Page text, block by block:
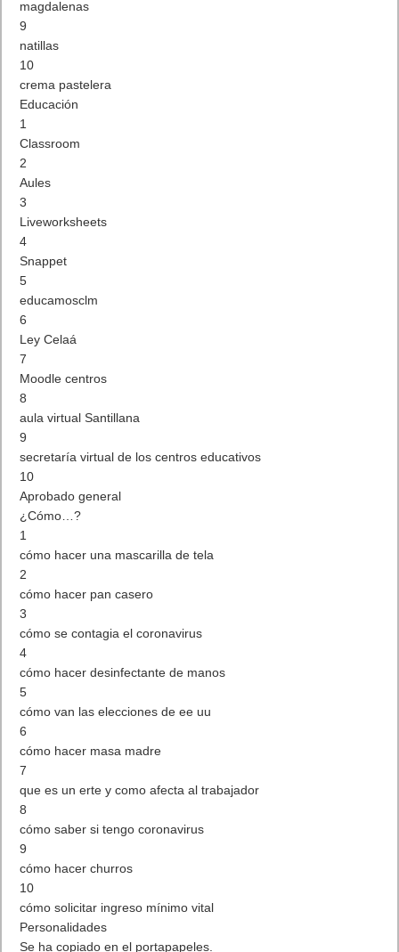
magdalenas
9
natillas
10
crema pastelera
Educación
1
Classroom
2
Aules
3
Liveworksheets
4
Snappet
5
educamosclm
6
Ley Celaá
7
Moodle centros
8
aula virtual Santillana
9
secretaría virtual de los centros educativos
10
Aprobado general
¿Cómo…?
1
cómo hacer una mascarilla de tela
2
cómo hacer pan casero
3
cómo se contagia el coronavirus
4
cómo hacer desinfectante de manos
5
cómo van las elecciones de ee uu
6
cómo hacer masa madre
7
que es un erte y como afecta al trabajador
8
cómo saber si tengo coronavirus
9
cómo hacer churros
10
cómo solicitar ingreso mínimo vital
Personalidades
Se ha copiado en el portapapeles.